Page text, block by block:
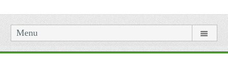
Menu